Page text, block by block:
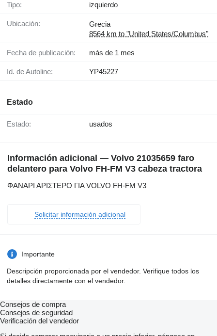
Tipo: izquierdo
Ubicación:
Grecia
8564 km to "United States/Columbus"
Fecha de publicación: más de 1 mes
Id. de Autoline: YP45227
Estado
Estado: usados
Información adicional — Volvo 21035659 faro
delantero para Volvo FH-FM V3 cabeza tractora
ΦΑΝΑΡΙ ΑΡΙΣΤΕΡΟ ΓΙΑ VOLVO FH-FM V3
Solicitar información adicional
Importante
Descripción proporcionada por el vendedor. Verifique todos los
detalles directamente con el vendedor.
Consejos de compra
Consejos de seguridad
Verificación del vendedor